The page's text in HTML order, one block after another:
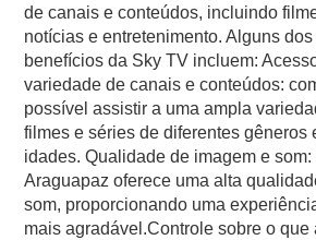
de canais e conteúdos, incluindo
notícias e entretenimento. Alguns
benefícios da Sky TV incluem:
variedade de canais e conteúdos:
possível assistir a uma ampla
filmes e séries de diferentes gêneros
idades. Qualidade de imagem e
Araguapaz oferece uma alta
som, proporcionando uma
mais agradável.Controle sobre o que